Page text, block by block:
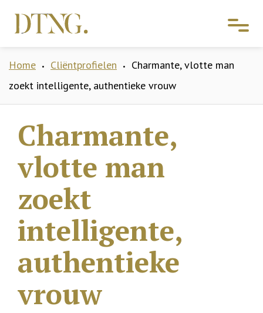
Home • Cliëntprofielen •
Charmante, vlotte man
zoekt intelligente, authentieke vrouw
Charmante,
vlotte man
zoekt
intelligente,
authentieke
vrouw